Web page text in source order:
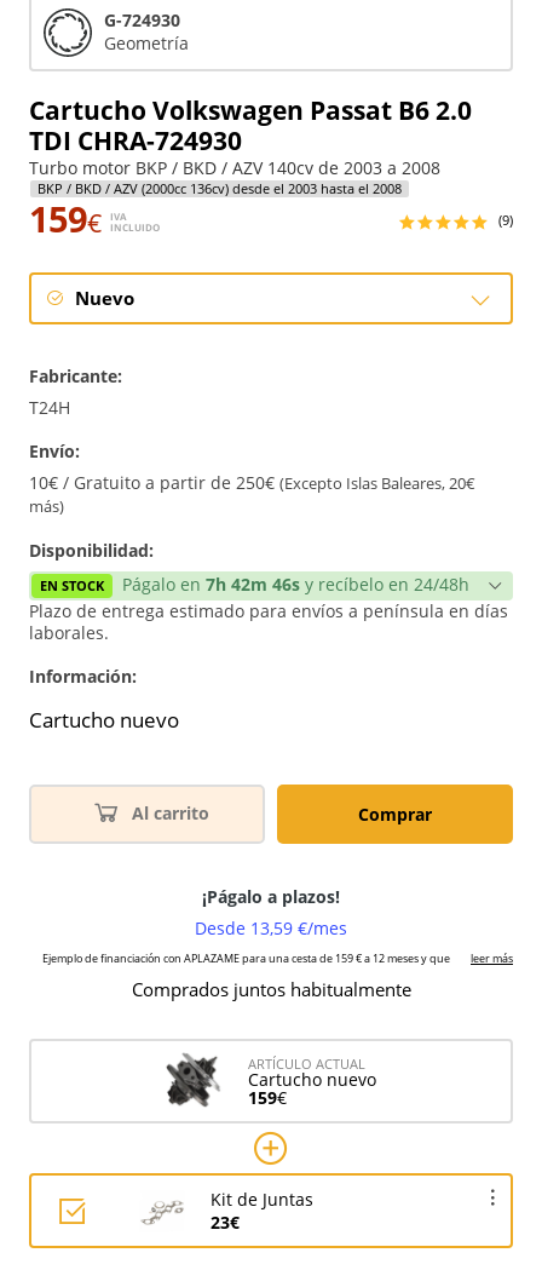
Cartucho Volkswagen Passat B6 2.0
TDI CHRA-724930
Turbo motor BKP / BKD / AZV 140cv de 2003 a 2008
BKP / BKD / AZV (2000cc 136cv) desde el 2003 hasta el 2008
159€
IVA
INCLUIDO
(9)
Nuevo
Fabricante:
T24H
Envío:
10€ / Gratuito a partir de 250€ (Excepto Islas Baleares, 20€
más)
Disponibilidad:
EN STOCK Págalo en 7h 42m 46s y recíbelo en 24/48h
Plazo de entrega estimado para envíos a península en días
laborales.
Información:
Cartucho nuevo
Al carrito Comprar
Comprados juntos habitualmente
ARTÍCULO ACTUAL
Cartucho nuevo
159€
Kit de Juntas
23€
G-724930
Geometría